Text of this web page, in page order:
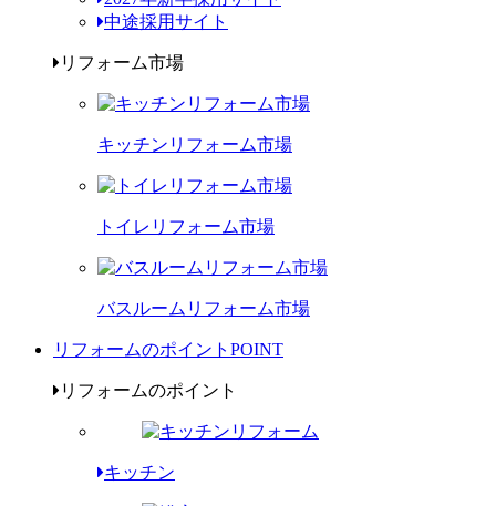
中途採用サイト
リフォーム市場
キッチンリフォーム市場
トイレリフォーム市場
バスルームリフォーム市場
リフォームのポイント POINT
リフォームのポイント
キッチン